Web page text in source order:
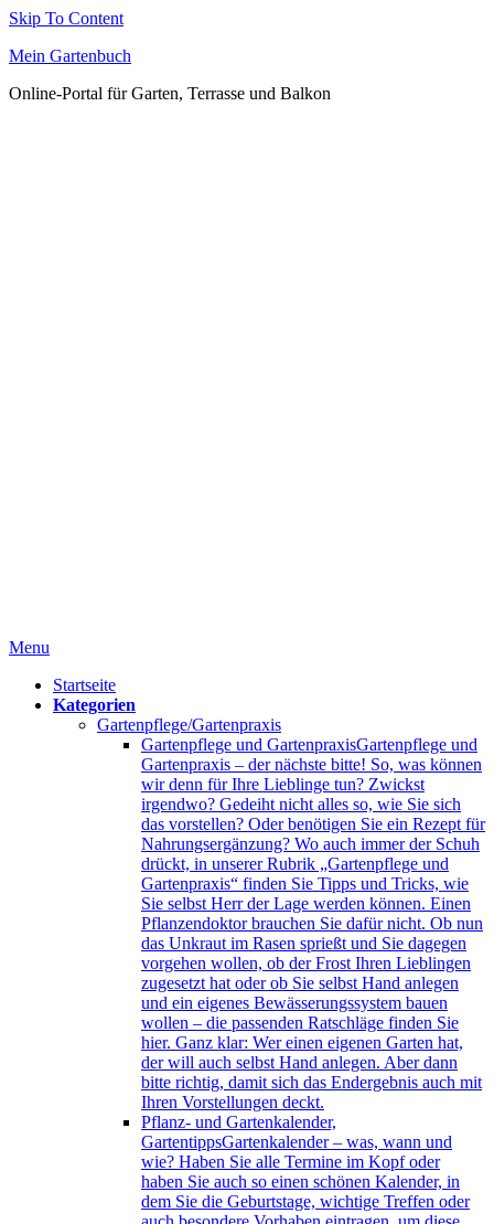
Skip To Content
Mein Gartenbuch
Online-Portal für Garten, Terrasse und Balkon
Menu
Startseite
Kategorien
Gartenpflege/Gartenpraxis
Gartenpflege und GartenpraxisGartenpflege und
Gartenpraxis – der nächste bitte! So, was können
wir denn für Ihre Lieblinge tun? Zwickst
irgendwo? Gedeiht nicht alles so, wie Sie sich
das vorstellen? Oder benötigen Sie ein Rezept für
Nahrungsergänzung? Wo auch immer der Schuh
drückt, in unserer Rubrik „Gartenpflege und
Gartenpraxis“ finden Sie Tipps und Tricks, wie
Sie selbst Herr der Lage werden können. Einen
Pflanzendoktor brauchen Sie dafür nicht. Ob nun
das Unkraut im Rasen sprießt und Sie dagegen
vorgehen wollen, ob der Frost Ihren Lieblingen
zugesetzt hat oder ob Sie selbst Hand anlegen
und ein eigenes Bewässerungssystem bauen
wollen – die passenden Ratschläge finden Sie
hier. Ganz klar: Wer einen eigenen Garten hat,
der will auch selbst Hand anlegen. Aber dann
bitte richtig, damit sich das Endergebnis auch mit
Ihren Vorstellungen deckt.
Pflanz- und Gartenkalender,
GartentippsGartenkalender – was, wann und
wie? Haben Sie alle Termine im Kopf oder
haben Sie auch so einen schönen Kalender, in
dem Sie die Geburtstage, wichtige Treffen oder